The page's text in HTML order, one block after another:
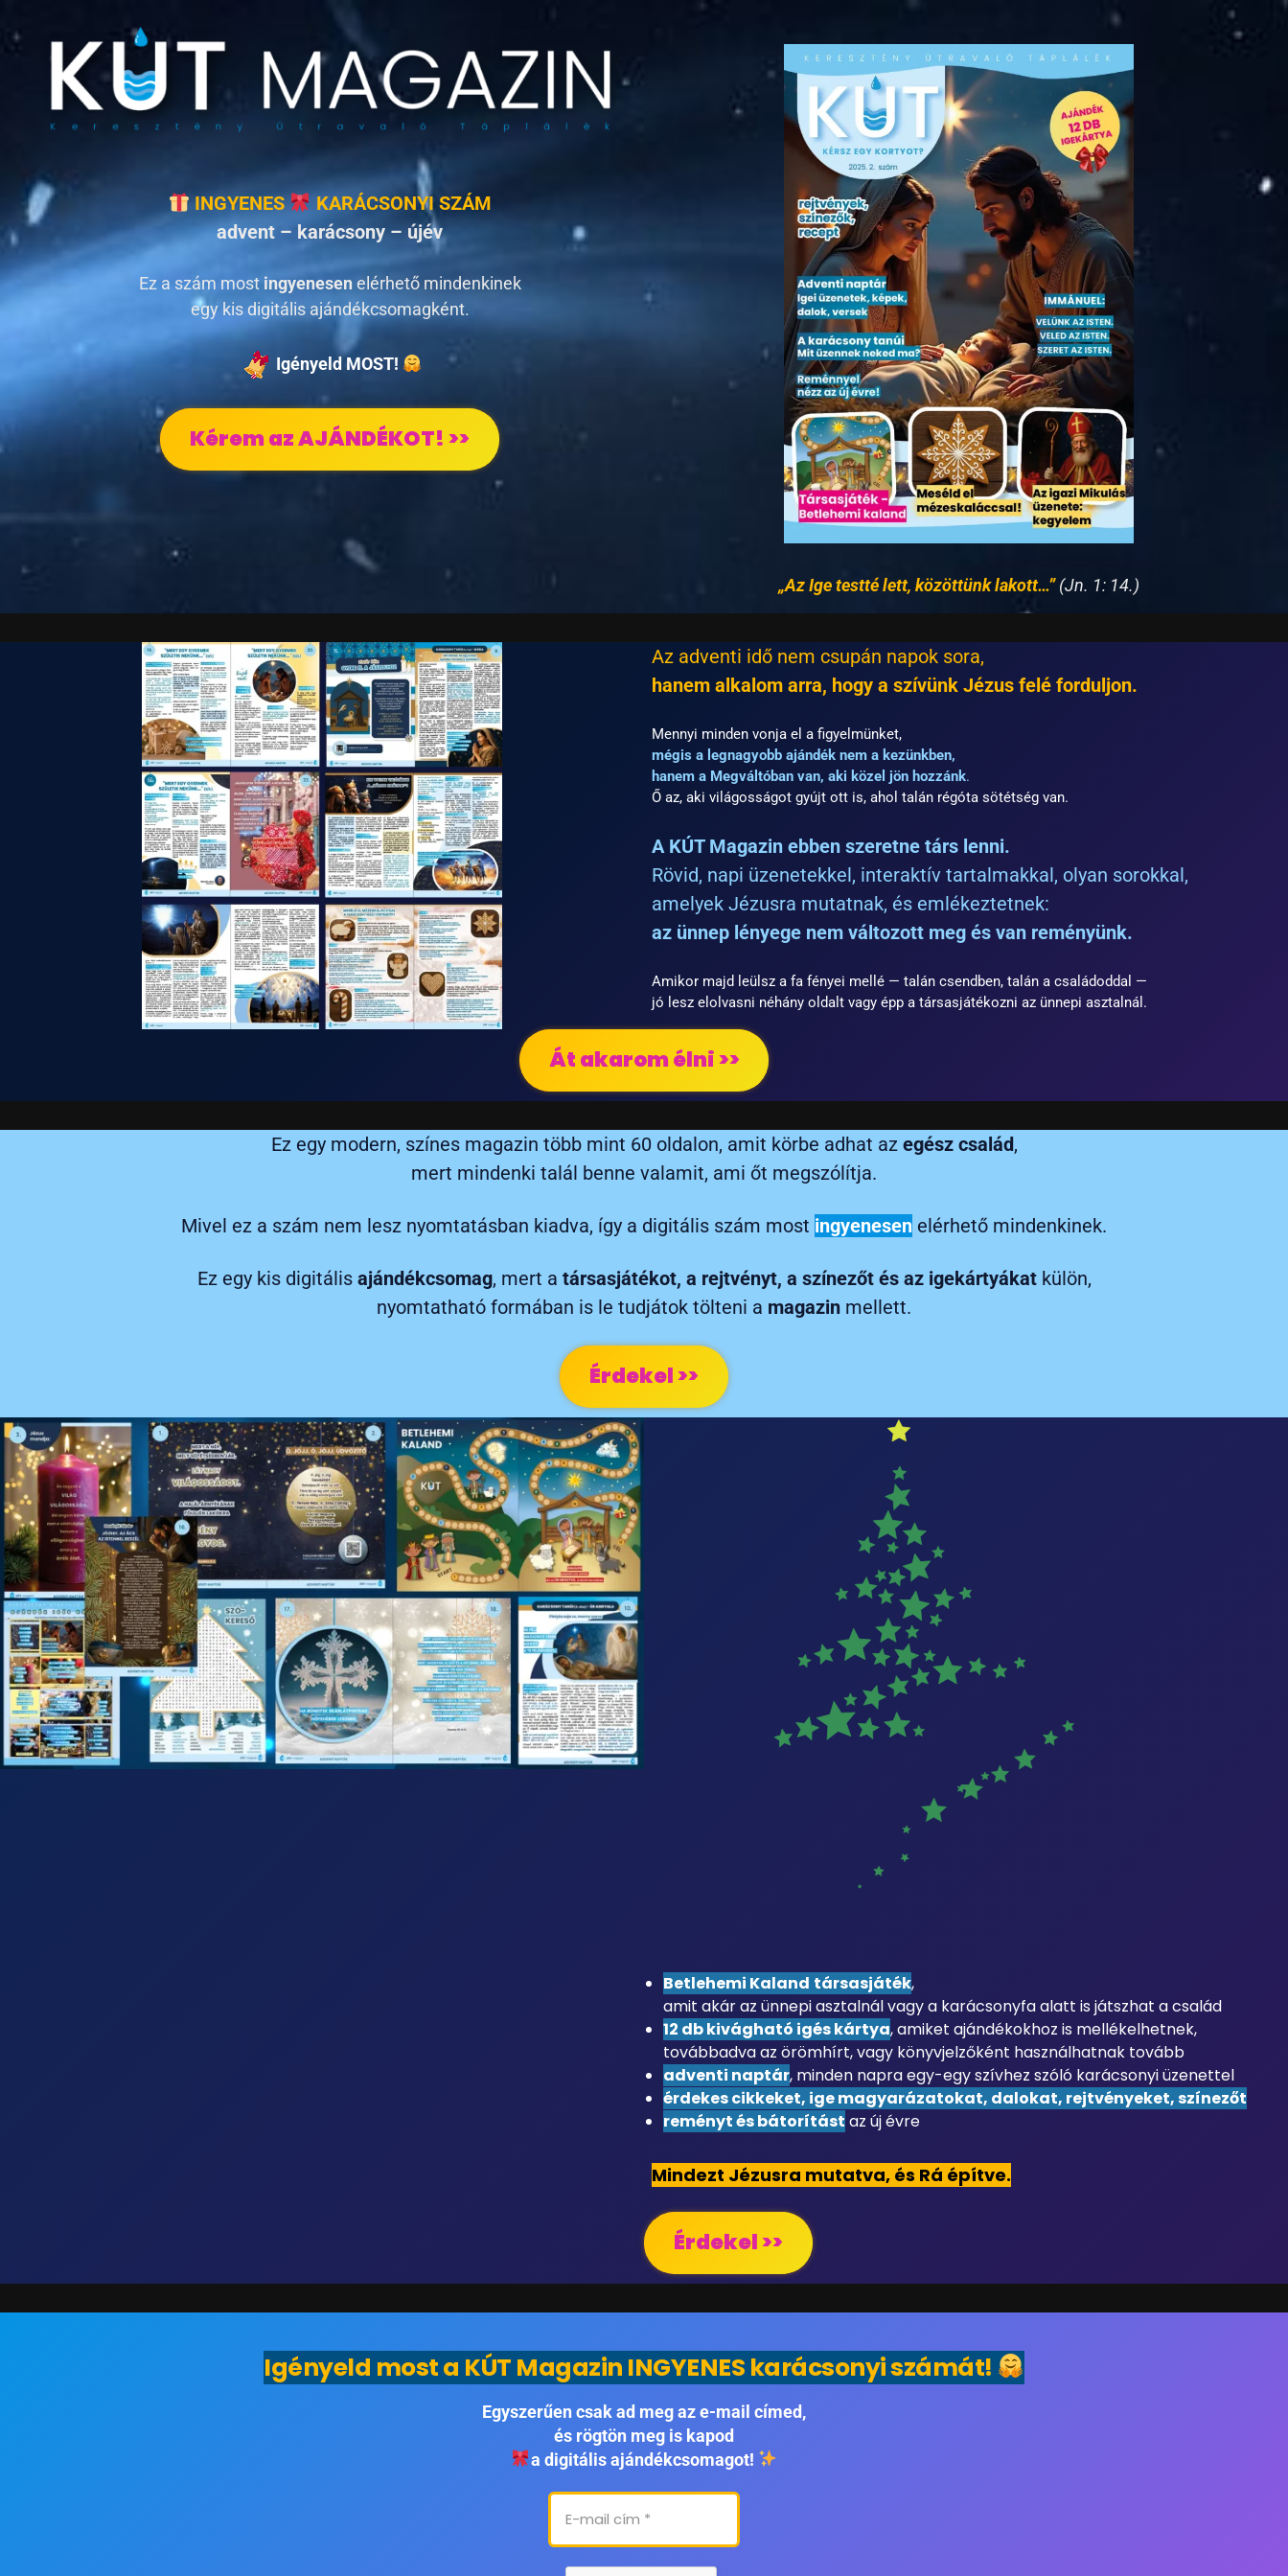
INGYENES
KARÁCSONYI SZÁM
advent – karácsony – újév
Ez a szám most ingyenesenelérhető mindenkinek
egy kis digitális ajándékcsomagként.
Igényeld MOST!
Kérem az AJÁNDÉKOT! >>
„Az Ige testté lett, közöttünk lakott…”(Jn. 1: 14.)
Az adventi idő nem csupán napok sora,
hanem alkalom arra, hogy a szívünk Jézus felé forduljon.
Mennyi minden vonja el a figyelmünket,
mégis a legnagyobb ajándék nem a kezünkben,
hanem a Megváltóban van, aki közel jön hozzánk.
Ő az, aki világosságot gyújt ott is, ahol talán régóta sötétség van.
A KÚT Magazin ebben szeretne társ lenni.
Rövid, napi üzenetekkel, interaktív tartalmakkal, olyan sorokkal,
amelyek Jézusra mutatnak, és emlékeztetnek:
az ünnep lényege nem változott meg és van reményünk.
Amikor majd leülsz a fa fényei mellé — talán csendben, talán a családoddal —
jó lesz elolvasni néhány oldalt vagy épp a társasjátékozni az ünnepi asztalnál.
Át akarom élni >>
Ez egy modern, színes magazin több mint 60 oldalon, amit körbe adhat az egész család,
mert mindenki talál benne valamit, ami őt megszólítja.
Mivel ez a szám nem lesz nyomtatásban kiadva, így a digitális szám most ingyenesen elérhető mindenkinek.
Ez egy kis digitális ajándékcsomag, mert a társasjátékot, a rejtvényt, a színezőt és az igekártyákat külön,
nyomtatható formában is le tudjátok tölteni a magazin mellett.
Érdekel >>
Betlehemi Kaland társasjáték,
amit akár az ünnepi asztalnál vagy a karácsonyfa alatt is játszhat a család
12 db kivágható igés kártya, amiket ajándékokhoz is mellékelhetnek,
továbbadva az örömhírt, vagy könyvjelzőként használhatnak tovább
adventi naptár, minden napra egy-egy szívhez szóló karácsonyi üzenettel
érdekes cikkeket, ige magyarázatokat, dalokat, rejtvényeket, színezőt
reményt és bátorítást az új évre
Mindezt Jézusra mutatva, és Rá építve.
Érdekel >>
Igényeld most a KÚT Magazin INGYENES karácsonyi számát!
Egyszerűen csak ad meg az e-mail címed,
és rögtön meg is kapod
a digitális ajándékcsomagot!